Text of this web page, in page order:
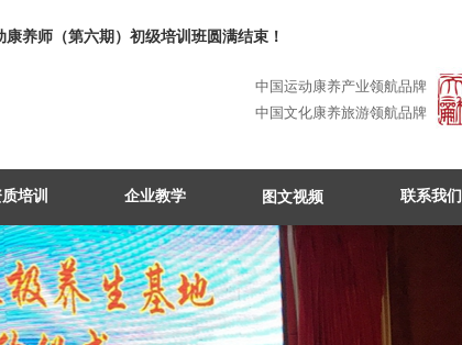
师（第六期）初级培训班圆满结束！
中国运动康养产业领航品牌
中国文化康养旅游领航品牌
培训 企业教学 图文视频 联系我们